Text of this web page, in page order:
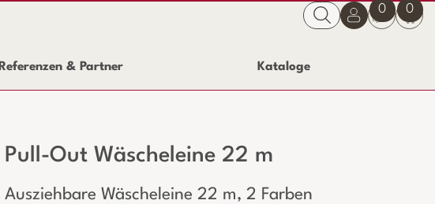
0 0
Referenzen & Partner Kataloge
Pull-Out Wäscheleine 22 m
Ausziehbare Wäscheleine 22 m, 2 Farben